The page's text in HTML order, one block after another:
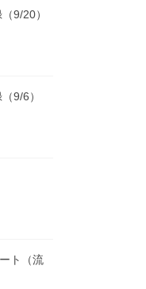
9/20）
9/6）
ト（流